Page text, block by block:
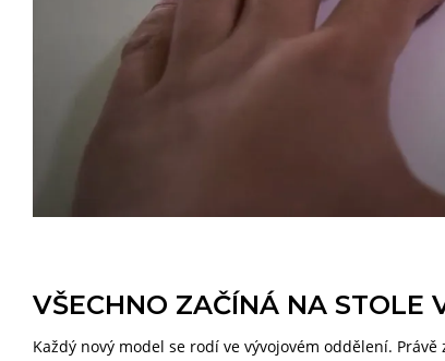
VŠECHNO ZAČÍNÁ NA STOLE
Každý nový model se rodí ve vývojovém oddělení.